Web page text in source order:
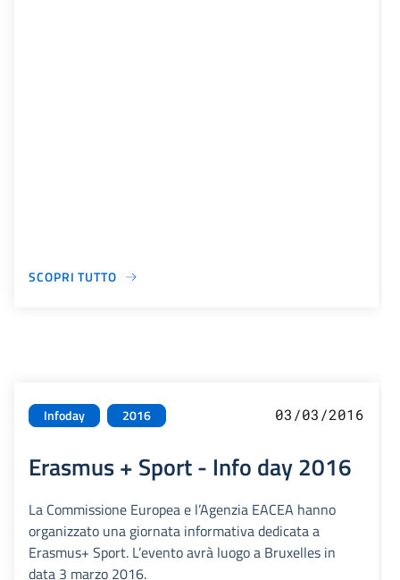
SCOPRI TUTTO
Infoday 2016 03/03/2016
Erasmus + Sport - Info day 2016
La Commissione Europea e l’Agenzia EACEA hanno
organizzato una giornata informativa dedicata a
Erasmus+ Sport. L’evento avrà luogo a Bruxelles in
data 3 marzo 2016.